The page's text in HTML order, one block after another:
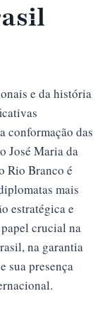
e da história
conformação das
José Maria da
Rio Branco é
mais
estratégica e
crucial na
na garantia
sua presença